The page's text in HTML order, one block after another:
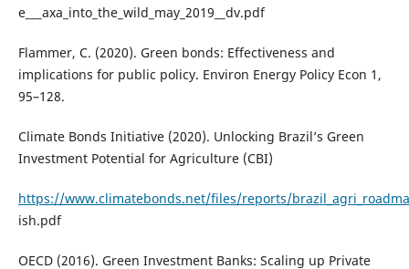
e___axa_into_the_wild_may_2019__dv.pdf
Flammer, C. (2020). Green bonds: Effectiveness and
implications for public policy. Environ Energy Policy Econ 1,
95–128.
Climate Bonds Initiative (2020). Unlocking Brazil’s Green
Investment Potential for Agriculture (CBI)
https://www.climatebonds.net/files/reports/
ish.pdf
OECD (2016). Green Investment Banks: Scaling up Private